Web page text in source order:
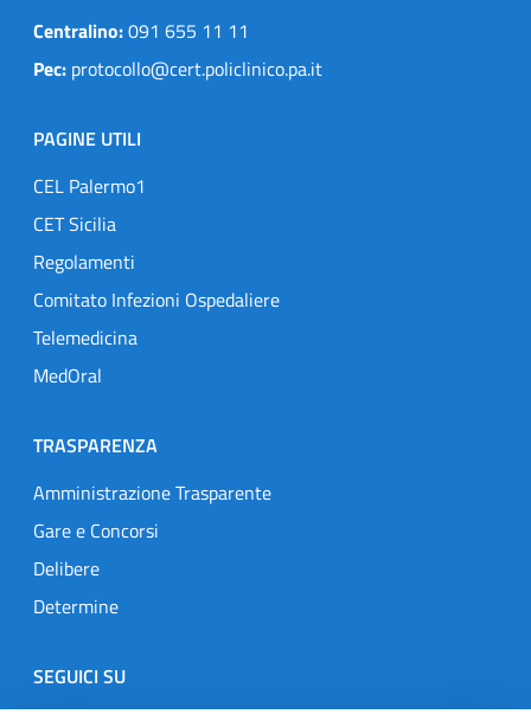
Centralino:091 655 11 11
Pec: protocollo@cert.policlinico.pa.it
PAGINE UTILI
CEL Palermo1
CET Sicilia
Regolamenti
Comitato Infezioni Ospedaliere
Telemedicina
MedOral
TRASPARENZA
Amministrazione Trasparente
Gare e Concorsi
Delibere
Determine
SEGUICI SU